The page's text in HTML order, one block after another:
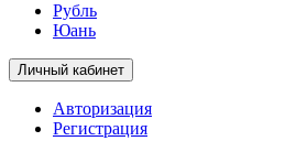
Рубль
Юань
Личный кабинет
Авторизация
Регистрация